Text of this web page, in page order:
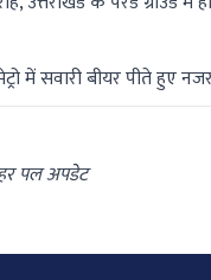
में सवारी बीयर पीते हुए
पल अपडेट